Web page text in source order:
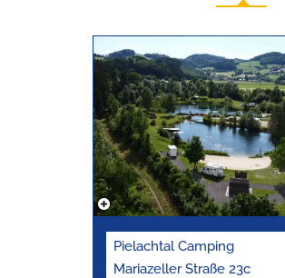
Pielachtal Camping
Mariazeller Straße 23c